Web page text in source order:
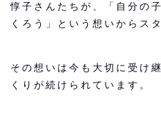
惇子さんたちが、「自分の
くろう」という想いからス
その想いは今も大切に受け
くりが続けられています。